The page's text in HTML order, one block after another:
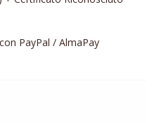
PayPal / AlmaPay